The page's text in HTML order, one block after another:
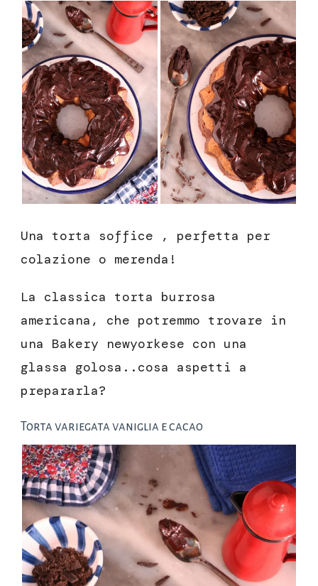
Una torta soffice , perfetta per
colazione o merenda!
La classica torta burrosa
americana, che potremmo trovare in
una Bakery newyorkese con una
glassa golosa..cosa aspetti a
prepararla?
Torta variegata vaniglia e cacao